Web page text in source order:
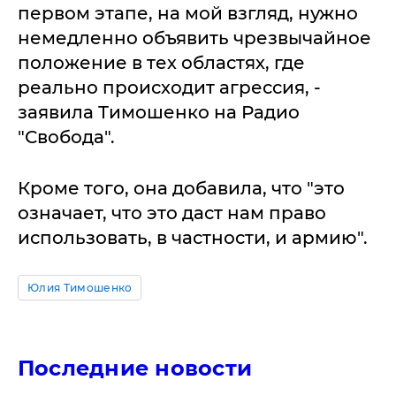
первом этапе, на мой взгляд, нужно
немедленно объявить чрезвычайное
положение в тех областях, где
реально происходит агрессия, -
заявила Тимошенко на Радио
"Свобода".
Кроме того, она добавила, что "это
означает, что это даст нам право
использовать, в частности, и армию".
Юлия Тимошенко
Последние новости